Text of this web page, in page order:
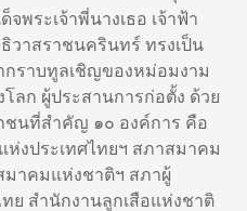
พระเจ้าพี่นางเธอ เจ้าฟ้า
าสราชนครินทร์ ทรงเป็น
ราบทูลเชิญของหม่อมงาม
ลก ผู้ประสานการก่อตั้ง ด้วย
ชนที่สำคัญ ๑๐ องค์การ คือ
งประเทศไทยฯ สภาสมาคม
าคมแห่งชาติฯ สภาผู้
ย สำนักงานลูกเสือแห่งชาติ